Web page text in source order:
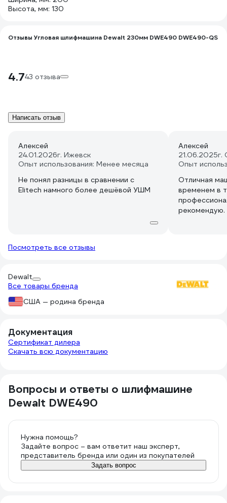
Высота, мм: 130
Отзывы Угловая шлифмашина Dewalt 230мм DWE490 DWE490-QS
4.743 отзыва
Написать отзыв
Алексей
24.01.2026г. Ижевск
Опыт использования: Менее месяца
Не понял разницы в сравнении с
Elitech намного более дешёвой УШМ
Алексей
21.06.2025г.
Опыт
Отличная
временем в
рекомендую.
Посмотреть все отзывы
Dewalt
Все товары бренда
США — родина бренда
Документация
Сертификат дилера
Скачать всю документацию
Вопросы и ответы о шлифмашине
Dewalt DWE490
Нужна помощь?
Задайте вопрос – вам ответит наш эксперт,
представитель бренда или один из покупателей
Задать вопрос